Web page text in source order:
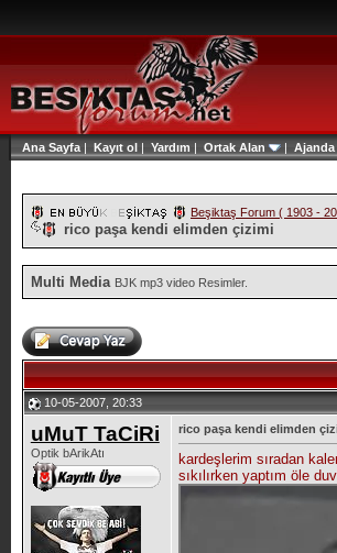
Ana Sayfa | Kayıt ol | Yardım | Ortak Alan | Ajanda
Beşiktaş Forum ( 1903 -
rico paşa kendi elimden çizimi
Multi Media BJK mp3 video Resimler.
10-05-2007, 20:33
uMuT TaCiRi
Optik bArikAtı
rico paşa kendi elimden
kardeşlerim sıradan
sıkılırken yaptım öle